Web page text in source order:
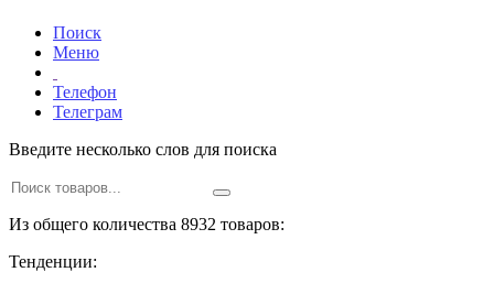
Поиск
Меню
Телефон
Телеграм
Введите несколько слов для поиска
Из общего количества 8932 товаров:
Тенденции: